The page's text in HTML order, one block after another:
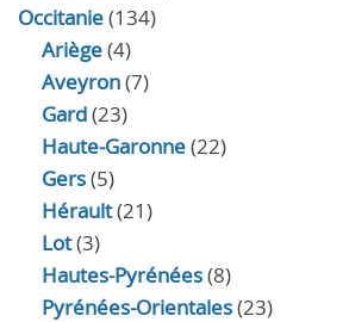
Occitanie(134)
Ariège(4)
Aveyron(7)
Gard(23)
Haute-Garonne(22)
Gers(5)
Hérault(21)
Lot(3)
Hautes-Pyrénées(8)
Pyrénées-Orientales(23)